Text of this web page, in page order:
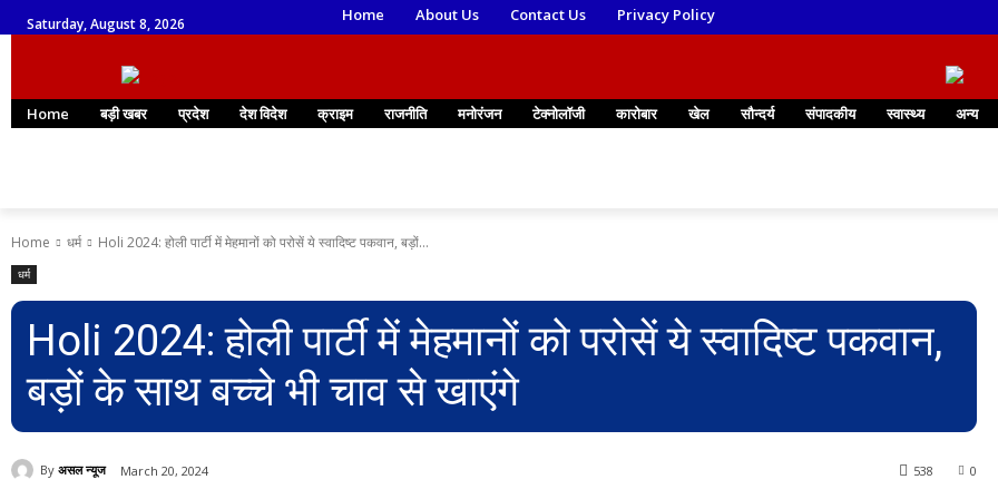
Saturday, August 8, 2026 Home About Us Contact Us Privacy Policy
Home बड़ी खबर प्रदेश देश विदेश क्राइम राजनीति मनोरंजन टेक्नोलॉजी कारोबार खेल सौन्दर्य संपादकीय स्वास्थ्य अन्य
Home धर्म Holi 2024: होली पार्टी में मेहमानों को परोसें ये स्वादिष्ट पकवान, बड़ों...
धर्म
Holi 2024: होली पार्टी में मेहमानों को परोसें ये स्वादिष्ट पकवान,
बड़ों के साथ बच्चे भी चाव से खाएंगे
By असल न्यूज March 20, 2024 0
538